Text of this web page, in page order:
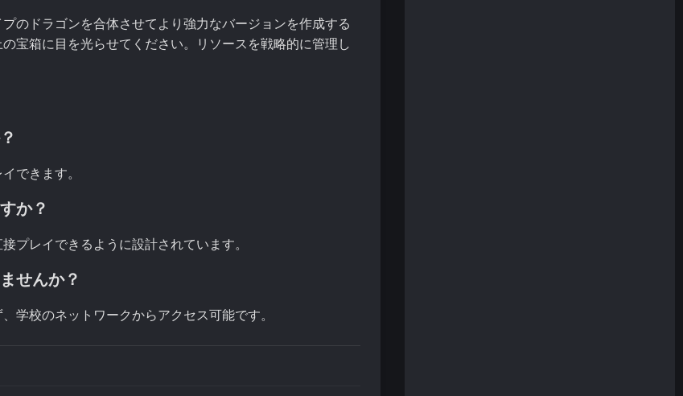
のドラゴンを合体させてより強力なバージョンを作成する
宝箱に目を光らせてください。リソースを戦略的に管理し
できます。
か？
プレイできるように設計されています。
せんか？
学校のネットワークからアクセス可能です。